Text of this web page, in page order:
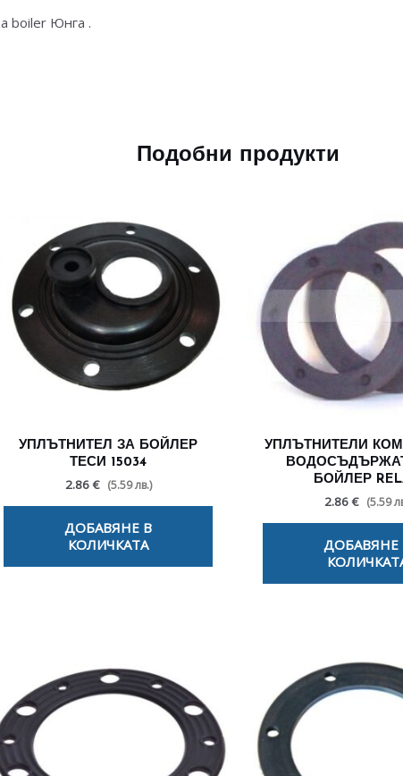
boiler Юнга .
Подобни продукти
УПЛЪТНИТЕЛ ЗА БОЙЛЕР
ТЕСИ 15034
2.86 € (5.59 лв.)
ДОБАВЯНЕ В
КОЛИЧКАТА
УПЛЪТНИТЕЛИ
БОЙЛЕР
2.86 € (5.59
ДОБАВЯНЕ